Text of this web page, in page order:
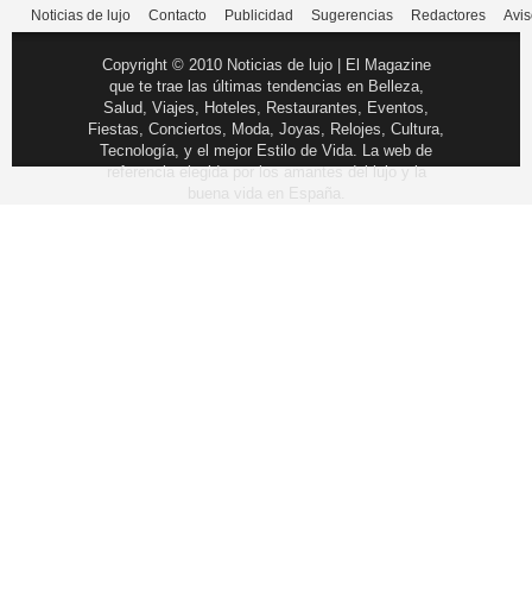
Noticias de lujo Contacto Publicidad Sugerencias Redactores
Copyright © 2010 Noticias de lujo | El Magazine
que te trae las últimas tendencias en Belleza,
Salud, Viajes, Hoteles, Restaurantes, Eventos,
Fiestas, Conciertos, Moda, Joyas, Relojes, Cultura,
Tecnología, y el mejor Estilo de Vida. La web de
referencia elegida por los amantes del lujo y la